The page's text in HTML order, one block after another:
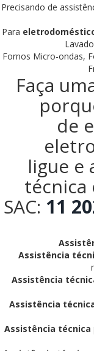
Precisando de
Para
Fornos Micro-ondas,
Faça
de
ligue e
técnica
SAC: 11
Assistência
Assistência
Assistência
Assistência técnica